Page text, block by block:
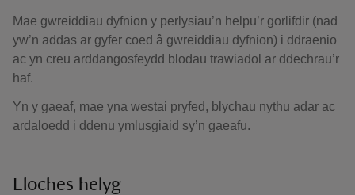
Mae gwreiddiau dyfnion y perlysiau’n helpu’r gorlifdir (nad
yw’n addas ar gyfer coed â gwreiddiau dyfnion) i ddraenio
ac yn creu arddangosfeydd blodau trawiadol ar ddechrau’r
haf.
Yn y gaeaf, mae yna westai pryfed, blychau nythu adar ac
ardaloedd i ddenu ymlusgiaid sy’n gaeafu.
Lloches helyg